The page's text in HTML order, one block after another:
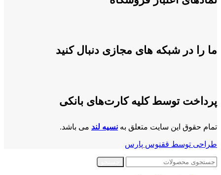
ما را در شبکه های مجازی دنبال کنید
پرداخت توسط کلیه کارت‌های بانکی
تمام حقوق این سایت متعلق به نسیه لند می باشد.
طراحی توسط ققنوس پارس